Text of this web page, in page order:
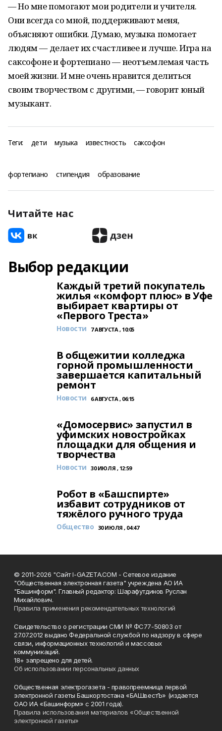
— Но мне помогают мои родители и учителя.
Они всегда со мной, поддерживают меня,
объясняют ошибки. Думаю, музыка помогает
людям — делает их счастливее и лучше. Игра на
саксофоне и фортепиано — неотъемлемая часть
моей жизни. И мне очень нравится делиться
своим творчеством с другими, — говорит юный
музыкант.
Теги: дети музыка известность саксофон
фортепиано стипендия образование
Читайте нас
Выбор редакции
Каждый третий покупатель
жилья «комфорт плюс» в Уфе
выбирает квартиры от
«Первого Треста»
Новости 7 АВГУСТА , 10:05
В общежитии колледжа
горной промышленности
завершается капитальный
ремонт
Новости 6 АВГУСТА , 06:15
«Домосервис» запустил в
уфимских новостройках
площадки для общения и
творчества
Новости 30 ИЮЛЯ , 12:59
Робот в «Башспирте»
избавит сотрудников от
тяжёлого ручного труда
Общество 30 ИЮЛЯ , 04:47
© 2011-2026 "Сайт I-GAZETA.COM - Сетевое издание
"Общественная электронная газета" учреждена АО ИА
"Башинформ". Главный редактор: Шарафутдинов Руслан
Михайлович.
Правила применения рекомендательных технологий
Свидетельство о регистрации СМИ № ФС77-50803 от
27.07.2012 выдано Федеральной службой по надзору в сфере
связи, информационных технологий и массовых
коммуникаций.
18+ запрещено для детей.
Об использовании персональных данных
Общественная электрогазета - правопреемница первой
электронной газеты Башкортостана «БАШвестЪ» (издается
ОАО ИА «Башинформ» с 2001 года).
Правила использования материалов «Общественной
электронной газеты»